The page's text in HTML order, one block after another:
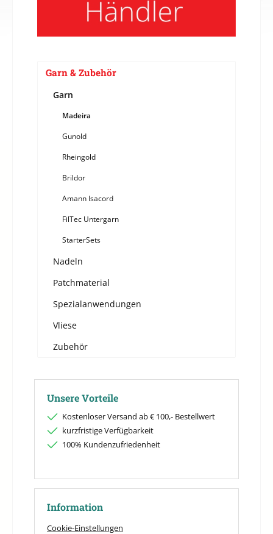
Garn & Zubehör
Garn
Madeira
Gunold
Rheingold
Brildor
Amann Isacord
FilTec Untergarn
StarterSets
Nadeln
Patchmaterial
Spezialanwendungen
Vliese
Zubehör
Unsere Vorteile
Kostenloser Versand ab € 100,- Bestellwert
kurzfristige Verfügbarkeit
100% Kundenzufriedenheit
Information
Cookie-Einstellungen